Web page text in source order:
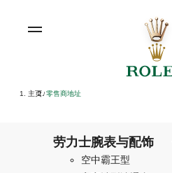
主页/ 零售商地址
劳力士腕表与配饰
空中霸王型